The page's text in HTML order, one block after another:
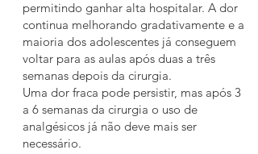
permitindo ganhar alta hospitalar. A dor
continua melhorando gradativamente e a
maioria dos adolescentes já conseguem
voltar para as aulas após duas a três
semanas depois da cirurgia.
Uma dor fraca pode persistir, mas após 3
a 6 semanas da cirurgia o uso de
analgésicos já não deve mais ser
necessário.